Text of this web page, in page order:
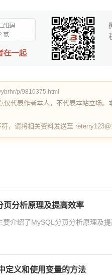
p/9810375.html
仅代表作者本人，不代表本站立场
，请将相关资料发送至
页分析原理及提高效率
要介绍了MySQL分页分析原理及
定义和使用变量的方法